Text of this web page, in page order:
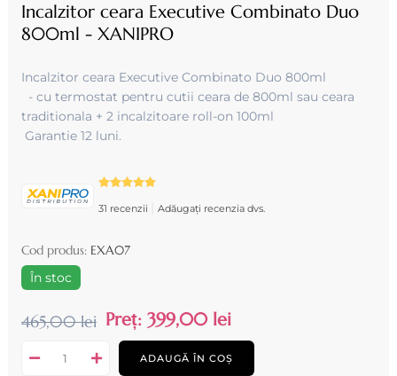
Incalzitor ceara Executive Combinato Duo
800ml - XANIPRO
Incalzitor ceara Executive Combinato Duo 800ml
- cu termostat pentru cutii ceara de 800ml sau ceara
traditionala + 2 incalzitoare roll-on 100ml
Garantie 12 luni.
31 recenzii Adăugați recenzia dvs.
Cod produs: EXA07
În stoc
465,00 lei Preț: 399,00 lei
ADAUGĂ ÎN COȘ